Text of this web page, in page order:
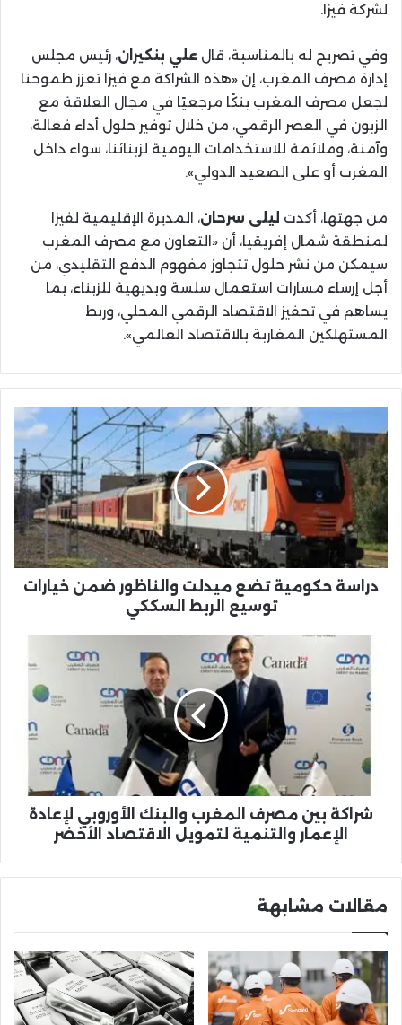
لشركة فيزا.
وفي تصريح له بالمناسبة، قال علي بنكيران، رئيس مجلس
إدارة مصرف المغرب، إن «هذه الشراكة مع فيزا تعزز طموحنا
لجعل مصرف المغرب بنكًا مرجعيًا في مجال العلاقة مع
الزبون في العصر الرقمي، من خلال توفير حلول أداء فعالة،
وآمنة، وملائمة للاستخدامات اليومية لزبنائنا، سواء داخل
المغرب أو على الصعيد الدولي».
من جهتها، أكدت ليلى سرحان، المديرة الإقليمية لفيزا
لمنطقة شمال إفريقيا، أن «التعاون مع مصرف المغرب
سيمكن من نشر حلول تتجاوز مفهوم الدفع التقليدي، من
أجل إرساء مسارات استعمال سلسة وبديهية للزبناء، بما
يساهم في تحفيز الاقتصاد الرقمي المحلي، وربط
المستهلكين المغاربة بالاقتصاد العالمي».
حكومية
تضع
ميدلت
والناظور
ضمن
خيارات
توسيع
الربط
السككي
دراسة حكومية تضع ميدلت والناظور ضمن خيارات
توسيع الربط السككي
المغرب
الأوروبي
لإعادة
الإعمار
والتنمية
لتمويل
الاقتصاد
شراكة بين مصرف المغرب والبنك الأوروبي لإعادة
الإعمار والتنمية لتمويل الاقتصاد الأخضر
مقالات مشابهة